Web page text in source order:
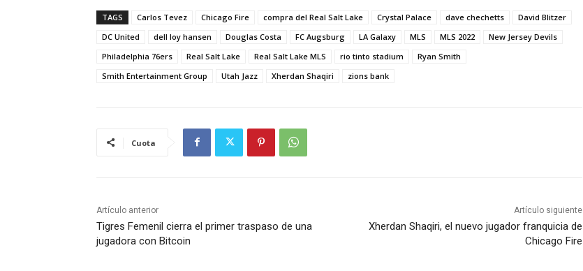
TAGS Carlos Tevez Chicago Fire compra del Real Salt Lake Crystal Palace dave chechetts
David Blitzer
DC United
dell loy hansen Douglas Costa FC Augsburg LA Galaxy MLS MLS 2022
New Jersey Devils
Philadelphia 76ers
Real Salt Lake Real Salt Lake MLS rio tinto stadium
Ryan Smith
Smith Entertainment Group
Utah Jazz Xherdan Shaqiri zions bank
Cuota
Artículo anterior
Tigres Femenil cierra el primer traspaso de una
jugadora con Bitcoin
Artículo siguiente
Xherdan Shaqiri, el nuevo jugador franquicia de
Chicago Fire